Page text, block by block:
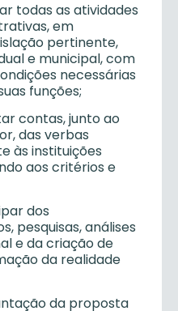
todas as atividades
em
pertinente,
e municipal, com
necessárias
funções;
contas, junto ao
das verbas
às instituições
aos critérios e
dos
pesquisas, análises
e da criação de
da realidade
da proposta